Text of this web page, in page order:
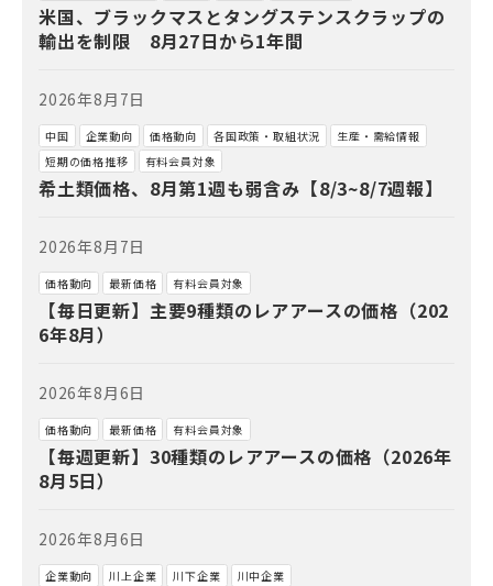
米国、ブラックマスとタングステンスクラップの
輸出を制限 8月27日から1年間
2026年8月7日
中国 企業動向 価格動向 各国政策・取組状況
生産・需給情報
短期の価格推移
有料会員対象
希土類価格、8月第1週も弱含み【8/3~8/7週報】
2026年8月7日
価格動向 最新価格 有料会員対象
【毎日更新】主要9種類のレアアースの価格（202
6年8月）
2026年8月6日
価格動向 最新価格 有料会員対象
【毎週更新】30種類のレアアースの価格（2026年
8月5日）
2026年8月6日
企業動向 川上企業 川下企業 川中企業